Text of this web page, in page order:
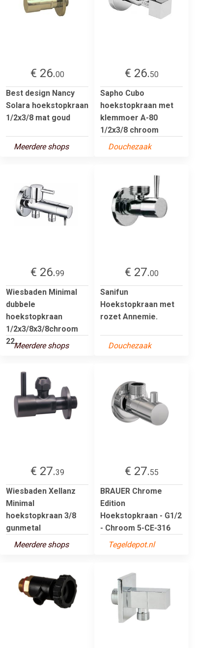
€ 26.00
Best design Nancy
Solara hoekstopkraan
1/2x3/8 mat goud
Meerdere shops
€ 26.50
Sapho Cubo
hoekstopkraan met
klemmoer A-80
1/2x3/8 chroom
Douchezaak
€ 26.99
Wiesbaden Minimal
dubbele
hoekstopkraan
1/2x3/8x3/8chroom
22...Meerdere shops
€ 27.00
Sanifun
Hoekstopkraan met
rozet Annemie.
Douchezaak
€ 27.39
Wiesbaden Xellanz
Minimal
hoekstopkraan 3/8
gunmetal
Meerdere shops
€ 27.55
BRAUER Chrome
Edition
Hoekstopkraan - G1/2
- Chroom 5-CE-316
Tegeldepot.nl